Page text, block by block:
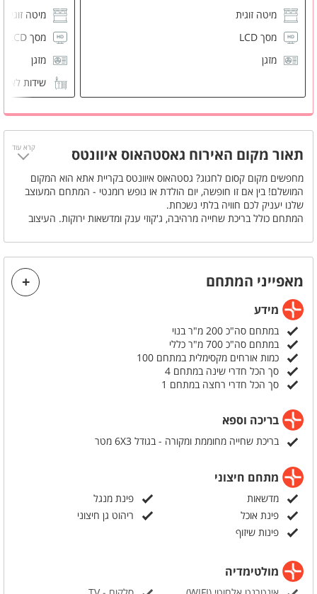
מיטה זוגית
מסך LCD
מזגן
מיטה זוגית
מסך LCD
מזגן
שידות
תאור מקום האירוח גאסטהאוס איוונטס
מחפשים מקום קסום לחגוג? גסטהאוס איוונטס בקריית אתא הוא המקום
המושלם! בין אם זו חופשה, יום הולדת או נופש רומנטי - המתחם המעוצב
שלנו יעניק לכם חוויה בלתי נשכחת.
המתחם כולל בריכת שחייה מרהיבה, ג'קוזי ענק ומדשאות ירוקות. העיצוב
לאירוח עד 100 איש.
קרא עוד
מאפייני המתחם
מידע
במתחם סה"כ 200 מ"ר בנוי
במתחם סה"כ 700 מ"ר כללי
כמות אורחים מקסימלית במתחם 100
סך הכל חדרי שינה במתחם 4
סך הכל חדרי רחצה במתחם 1
בריכה וספא
בריכת שחייה מחוממת ומקורה - בגודל 6X3 מטר
מתחם חיצוני
מדשאות
פינת מנגל
פינת אוכל
ריהוט גן חיצוני
פינות שיזוף
מולטימדיה